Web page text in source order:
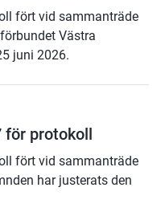
fört vid sammanträde
Västra
juni 2026.
för protokoll
fört vid sammanträde
har justerats den